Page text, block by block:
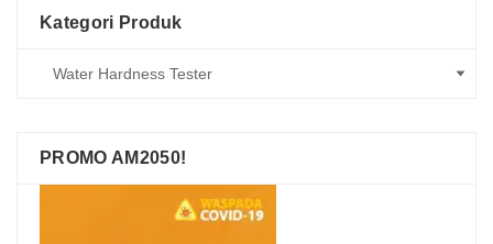
Kategori Produk
PROMO AM2050!